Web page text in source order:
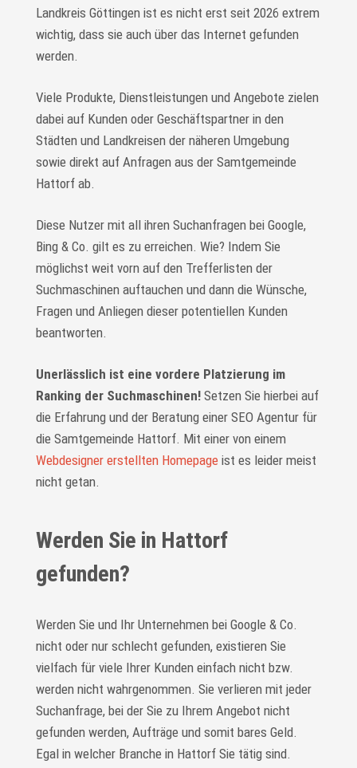
Landkreis Göttingen ist es nicht erst seit 2026 extrem
wichtig, dass sie auch über das Internet gefunden
werden.
Viele Produkte, Dienstleistungen und Angebote zielen
dabei auf Kunden oder Geschäftspartner in den
Städten und Landkreisen der näheren Umgebung
sowie direkt auf Anfragen aus der Samtgemeinde
Hattorf ab.
Diese Nutzer mit all ihren Suchanfragen bei Google,
Bing & Co. gilt es zu erreichen. Wie? Indem Sie
möglichst weit vorn auf den Trefferlisten der
Suchmaschinen auftauchen und dann die Wünsche,
Fragen und Anliegen dieser potentiellen Kunden
beantworten.
Unerlässlich ist eine vordere Platzierung im
Ranking der Suchmaschinen!Setzen Sie hierbei auf
die Erfahrung und der Beratung einer SEO Agentur für
die Samtgemeinde Hattorf. Mit einer von einem
Webdesigner erstellten Homepageist es leider meist
nicht getan.
Werden Sie in Hattorf
gefunden?
Werden Sie und Ihr Unternehmen bei Google & Co.
nicht oder nur schlecht gefunden, existieren Sie
vielfach für viele Ihrer Kunden einfach nicht bzw.
werden nicht wahrgenommen. Sie verlieren mit jeder
Suchanfrage, bei der Sie zu Ihrem Angebot nicht
gefunden werden, Aufträge und somit bares Geld.
Egal in welcher Branche in Hattorf Sie tätig sind.